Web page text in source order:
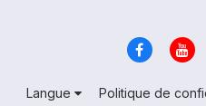
Langue Politique de